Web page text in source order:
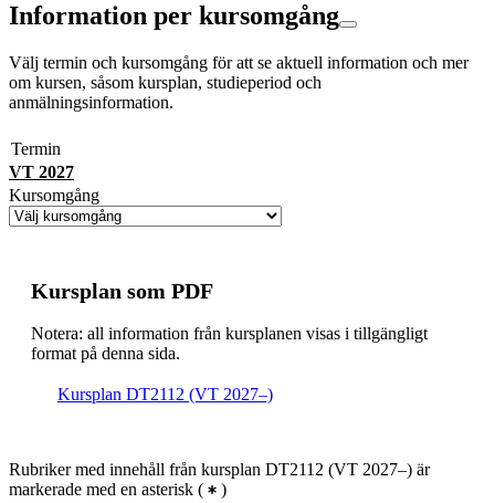
Information per kursomgång
Välj termin och kursomgång för att se aktuell information och mer
om kursen, såsom kursplan, studieperiod och
anmälningsinformation.
Termin
VT 2027
Kursomgång
Kursplan som PDF
Notera: all information från kursplanen visas i tillgängligt
format på denna sida.
Kursplan DT2112 (VT 2027–)
Rubriker med innehåll från kursplan DT2112 (VT 2027–) är
markerade med en asterisk ( )